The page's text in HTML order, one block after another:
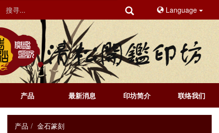
Language
产品 最新消息 印坊简介 联络我们
产品 金石篆刻